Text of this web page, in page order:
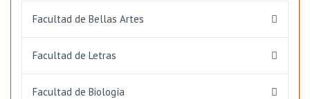
Facultad de Bellas Artes
Facultad de Letras
Facultad de Biología